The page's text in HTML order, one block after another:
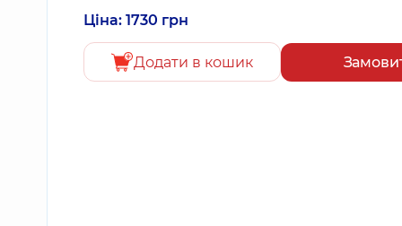
Ціна: 1730 грн
Додати в кошик